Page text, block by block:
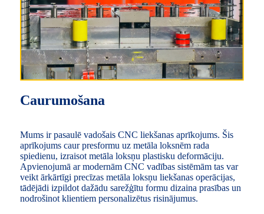
Caurumošana
Mums ir pasaulē vadošais CNC liekšanas aprīkojums. Šis
aprīkojums caur presformu uz metāla loksnēm rada
spiedienu, izraisot metāla loksņu plastisku deformāciju.
Apvienojumā ar modernām CNC vadības sistēmām tas var
veikt ārkārtīgi precīzas metāla loksņu liekšanas operācijas,
tādējādi izpildot dažādu sarežģītu formu dizaina prasības un
nodrošinot klientiem personalizētus risinājumus.